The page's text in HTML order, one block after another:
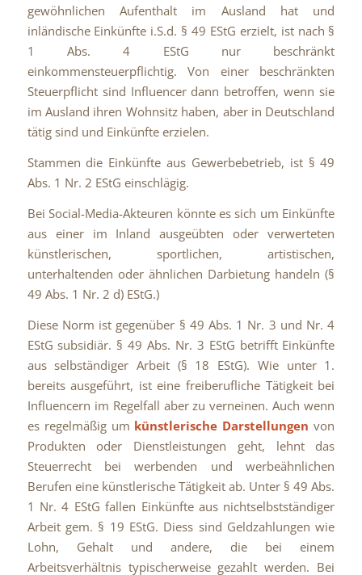
gewöhnlichen Aufenthalt im Ausland hat und
inländische Einkünfte i.S.d. § 49 EStG erzielt, ist nach §
1 Abs. 4 EStG nur beschränkt
einkommensteuerpflichtig. Von einer beschränkten
Steuerpflicht sind Influencer dann betroffen, wenn sie
im Ausland ihren Wohnsitz haben, aber in Deutschland
tätig sind und Einkünfte erzielen.
Stammen die Einkünfte aus Gewerbebetrieb, ist § 49
Abs. 1 Nr. 2 EStG einschlägig.
Bei Social-Media-Akteuren könnte es sich um Einkünfte
aus einer im Inland ausgeübten oder verwerteten
künstlerischen, sportlichen, artistischen,
unterhaltenden oder ähnlichen Darbietung handeln (§
49 Abs. 1 Nr. 2 d) EStG.)
Diese Norm ist gegenüber § 49 Abs. 1 Nr. 3 und Nr. 4
EStG subsidiär. § 49 Abs. Nr. 3 EStG betrifft Einkünfte
aus selbständiger Arbeit (§ 18 EStG). Wie unter 1.
bereits ausgeführt, ist eine freiberufliche Tätigkeit bei
Influencern im Regelfall aber zu verneinen. Auch wenn
es regelmäßig um künstlerische Darstellungen von
Produkten oder Dienstleistungen geht, lehnt das
Steuerrecht bei werbenden und werbeähnlichen
Berufen eine künstlerische Tätigkeit ab. Unter § 49 Abs.
1 Nr. 4 EStG fallen Einkünfte aus nichtselbstständiger
Arbeit gem. § 19 EStG. Diess sind Geldzahlungen wie
Lohn, Gehalt und andere, die bei einem
Arbeitsverhältnis typischerweise gezahlt werden. Bei